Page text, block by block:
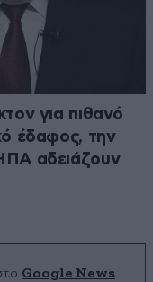
για πιθανό
έδαφος, την
αδειάζουν
Google News